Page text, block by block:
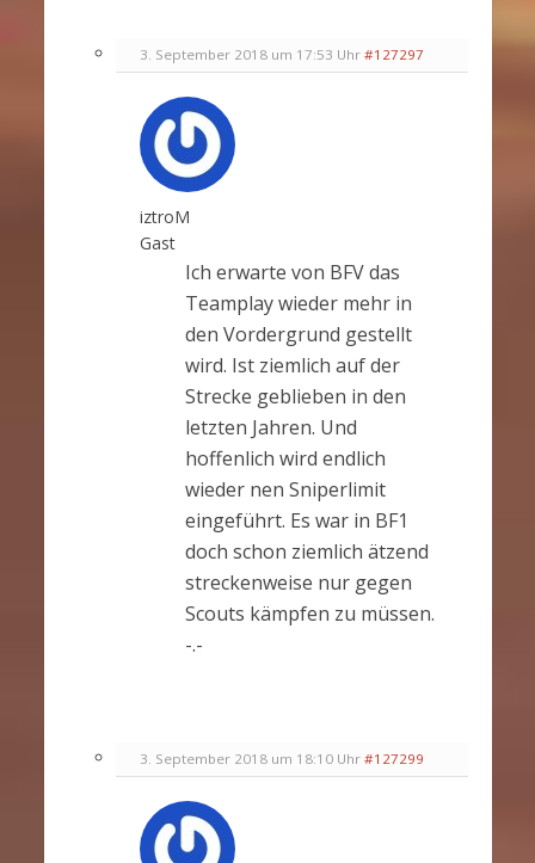
3. September 2018 um 17:53 Uhr #127297
iztroM
Gast
Ich erwarte von BFV das
Teamplay wieder mehr in
den Vordergrund gestellt
wird. Ist ziemlich auf der
Strecke geblieben in den
letzten Jahren. Und
hoffenlich wird endlich
wieder nen Sniperlimit
eingeführt. Es war in BF1
doch schon ziemlich ätzend
streckenweise nur gegen
Scouts kämpfen zu müssen.
-.-
3. September 2018 um 18:10 Uhr #127299